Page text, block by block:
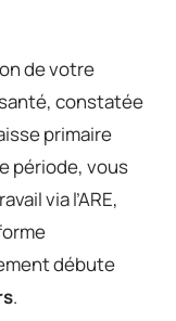
de votre
constatée
primaire
période, vous
via l’ARE,
débute
.